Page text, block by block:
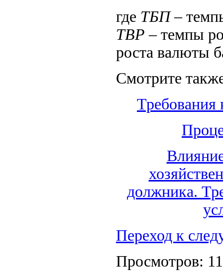
где ТБП–
ТВР – темпы
роста валюты
Смотрите
Требования
должника.
Переход к
Просмотров: